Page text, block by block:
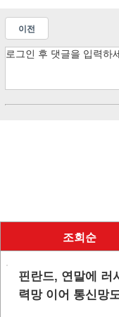
이전
조회순
핀란드, 연말에 러
력망 이어 통신망